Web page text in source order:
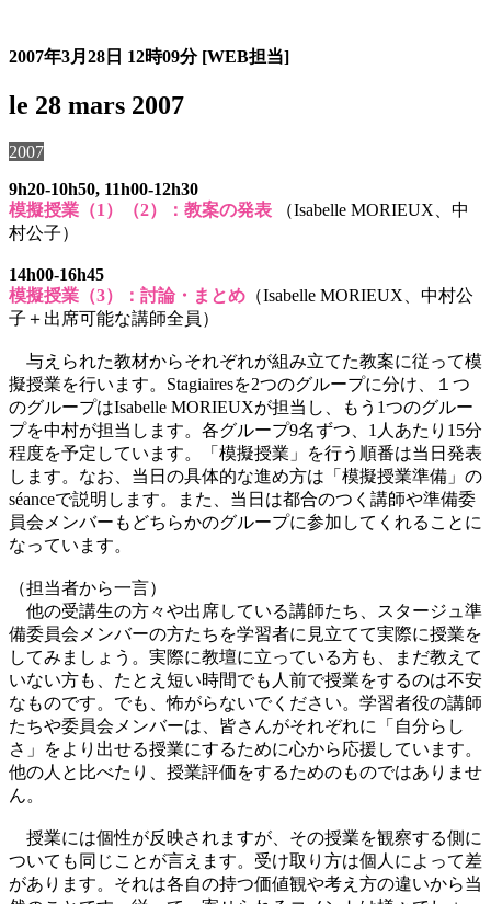
2007年3月28日 12時09分 [WEB担当]
le 28 mars 2007
2007
9h20-10h50, 11h00-12h30
模擬授業（1）（2）：教案の発表 （Isabelle MORIEUX、中
村公子）
14h00-16h45
模擬授業（3）：討論・まとめ （Isabelle MORIEUX、中村公
子＋出席可能な講師全員）
与えられた教材からそれぞれが組み立てた教案に従って模
擬授業を行います。Stagiairesを2つのグループに分け、１つ
のグループはIsabelle MORIEUXが担当し、もう1つのグルー
プを中村が担当します。各グループ9名ずつ、1人あたり15分
程度を予定しています。「模擬授業」を行う順番は当日発表
します。なお、当日の具体的な進め方は「模擬授業準備」の
séanceで説明します。また、当日は都合のつく講師や準備委
員会メンバーもどちらかのグループに参加してくれることに
なっています。
（担当者から一言）
他の受講生の方々や出席している講師たち、スタージュ準
備委員会メンバーの方たちを学習者に見立てて実際に授業を
してみましょう。実際に教壇に立っている方も、まだ教えて
いない方も、たとえ短い時間でも人前で授業をするのは不安
なものです。でも、怖がらないでください。学習者役の講師
たちや委員会メンバーは、皆さんがそれぞれに「自分らし
さ」をより出せる授業にするために心から応援しています。
他の人と比べたり、授業評価をするためのものではありませ
ん。
授業には個性が反映されますが、その授業を観察する側に
ついても同じことが言えます。受け取り方は個人によって差
があります。それは各自の持つ価値観や考え方の違いから当